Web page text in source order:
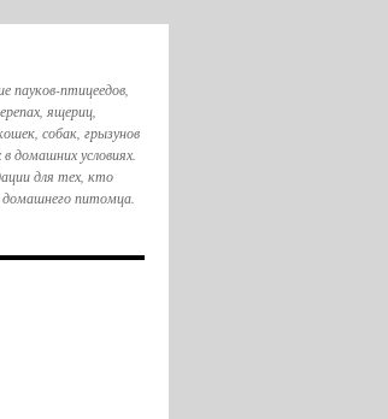
пауков-птицеедов,
ящериц,
собак, грызунов
домашних условиях.
для тех, кто
домашнего питомца.